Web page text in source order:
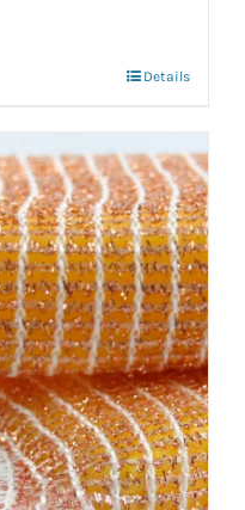
Details